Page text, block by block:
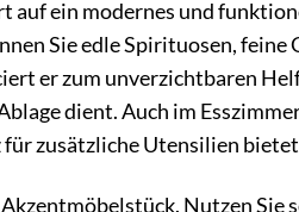
auf ein modernes und
Sie edle Spirituosen, feine
er zum unverzichtbaren
dient. Auch im
für zusätzliche Utensilien
Nutzen Sie